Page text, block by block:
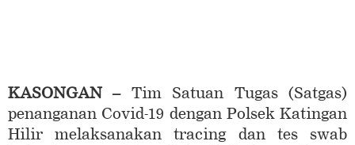
KASONGAN –Tim Satuan Tugas (Satgas)
penanganan Covid-19 dengan Polsek Katingan
Hilir melaksanakan tracing dan tes swab